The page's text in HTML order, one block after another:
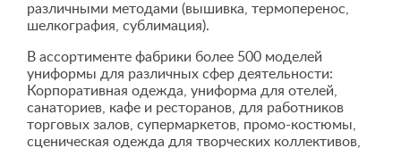
различными методами (вышивка, термоперенос,
шелкография, сублимация).
В ассортименте фабрики более 500 моделей
униформы для различных сфер деятельности:
Корпоративная одежда, униформа для отелей,
санаториев, кафе и ресторанов, для работников
торговых залов, супермаркетов, промо-костюмы,
сценическая одежда для творческих коллективов,